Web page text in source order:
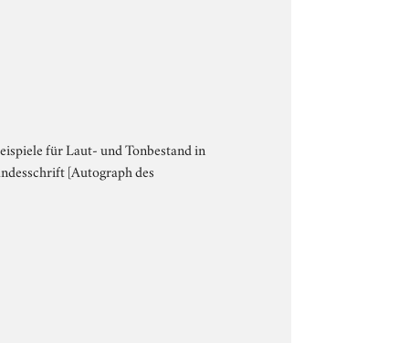
für Laut- und Tonbestand in
[Autograph des